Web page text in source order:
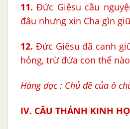
11. Đức Giêsu cầu
đâu nhưng xin Cha gìn
12. Đức Giêsu đã canh
hỏng, trừ đứa con thế
Hàng dọc : Chủ đề của ô
IV. CÂU THÁNH KINH